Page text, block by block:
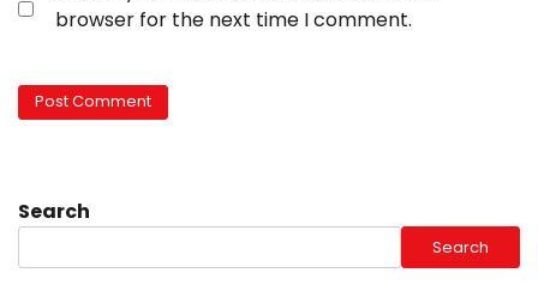
browser for the next time I comment.
Search
Search